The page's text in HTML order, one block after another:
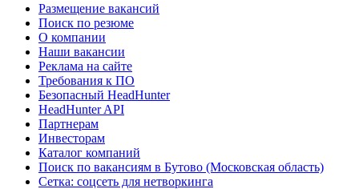
Размещение вакансий
Поиск по резюме
О компании
Наши вакансии
Реклама на сайте
Требования к ПО
Безопасный HeadHunter
HeadHunter API
Партнерам
Инвесторам
Каталог компаний
Поиск по вакансиям в Бутово (Московская область)
Сетка: соцсеть для нетворкинга